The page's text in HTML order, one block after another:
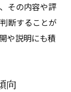
その内容や評
断することが
や説明にも積
向